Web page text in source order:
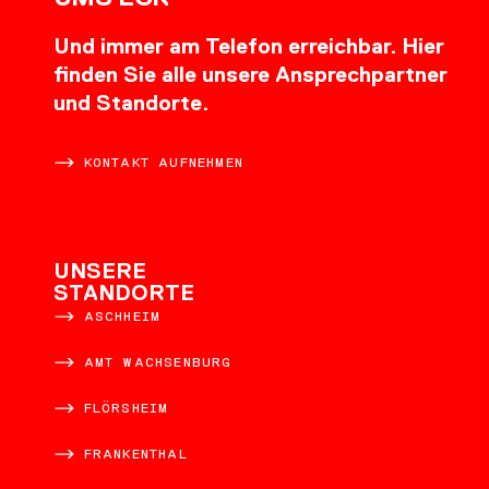
Und immer am Telefon erreichbar. Hier
finden Sie alle unsere Ansprechpartner
und Standorte.
KONTAKT AUFNEHMEN
UNSERE
STANDORTE
ASCHHEIM
AMT WACHSENBURG
FLÖRSHEIM
FRANKENTHAL